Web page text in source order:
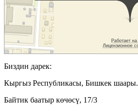
Биздин дарек:
Кыргыз Республикасы, Бишкек шаары.
Байтик баатыр көчөсү, 17/3